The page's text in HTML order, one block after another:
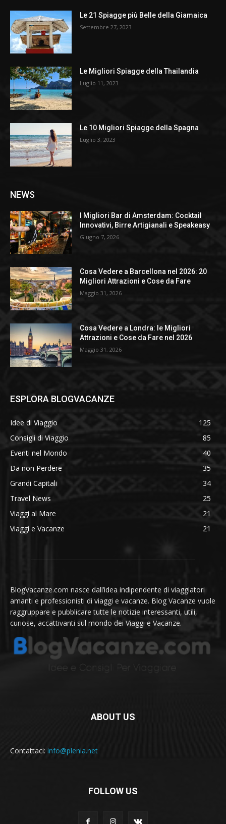
Le 21 Spiagge più Belle della Giamaica
Settembre 27, 2023
Le Migliori Spiagge della Thailandia
Luglio 11, 2023
Le 10 Migliori Spiagge della Spagna
Luglio 3, 2023
NEWS
I Migliori Bar di Amsterdam: Cocktail
Innovativi, Birre Artigianali e Speakeasy
Giugno 7, 2026
Cosa Vedere a Barcellona nel 2026: 20
Migliori Attrazioni e Cose da Fare
Maggio 31, 2026
Cosa Vedere a Londra: le Migliori
Attrazioni e Cose da Fare nel 2026
Maggio 31, 2026
ESPLORA BLOGVACANZE
Idee di Viaggio
125
Consigli di Viaggio
85
Eventi nel Mondo
40
Da non Perdere
35
Grandi Capitali
34
Travel News
25
Viaggi al Mare
21
Viaggi e Vacanze
21
BlogVacanze.com nasce dall’idea indipendente di viaggiatori
amanti e professionisti di viaggi e vacanze. Blog Vacanze vuole
raggruppare e pubblicare tutte le notizie interessanti, utili,
curiose, accattivanti sul mondo dei Viaggi e Vacanze.
ABOUT US
Contattaci: info@plenia.net
FOLLOW US